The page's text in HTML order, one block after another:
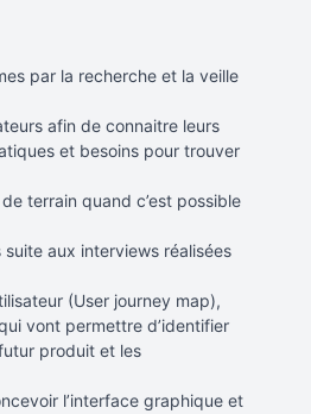
par la recherche et la veille
afin de connaitre leurs
et besoins pour trouver
terrain quand c’est possible
suite aux interviews réalisées
(User journey map),
vont permettre d’identifier
produit et les
l’interface graphique et